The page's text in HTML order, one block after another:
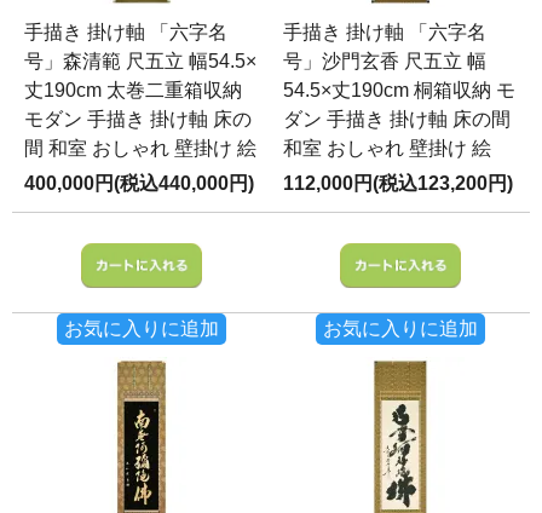
手描き 掛け軸 「六字名
号」森清範 尺五立 幅54.5×
丈190cm 太巻二重箱収納
モダン 手描き 掛け軸 床の
間 和室 おしゃれ 壁掛け 絵
400,000円(税込440,000円)
お気に入りに追加
手描き 掛け軸 「六字名
号」沙門玄香 尺五立 幅
54.5×丈190cm 桐箱収納 モ
ダン 手描き 掛け軸 床の間
和室 おしゃれ 壁掛け 絵
112,000円(税込123,200円)
お気に入りに追加